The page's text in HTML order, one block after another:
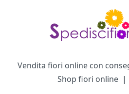
Vendita fiori online con
Shop fiori online |